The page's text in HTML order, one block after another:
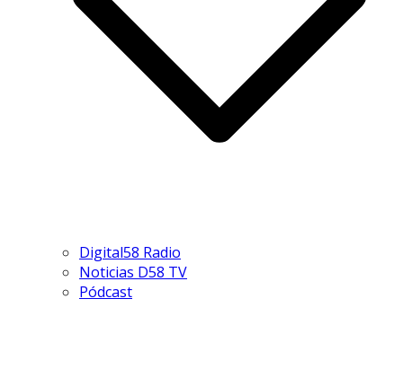
Digital58 Radio
Noticias D58 TV
Pódcast